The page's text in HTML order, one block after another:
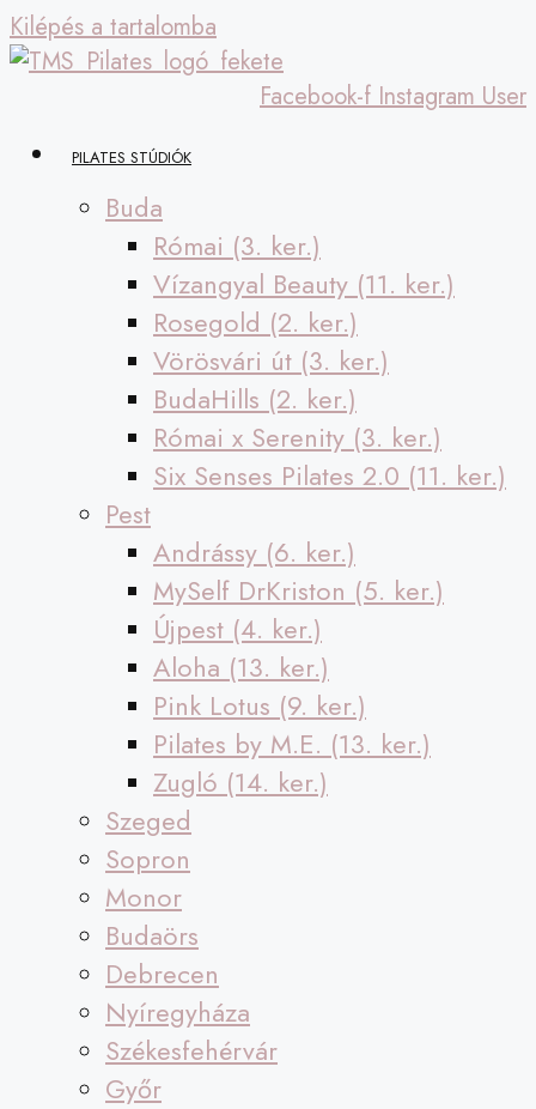
Kilépés a tartalomba
Facebook-f Instagram User
PILATES STÚDIÓK
Buda
Római (3. ker.)
Vízangyal Beauty (11. ker.)
Rosegold (2. ker.)
Vörösvári út (3. ker.)
BudaHills (2. ker.)
Római x Serenity (3. ker.)
Six Senses Pilates 2.0 (11. ker.)
Pest
Andrássy (6. ker.)
MySelf DrKriston (5. ker.)
Újpest (4. ker.)
Aloha (13. ker.)
Pink Lotus (9. ker.)
Pilates by M.E. (13. ker.)
Zugló (14. ker.)
Szeged
Sopron
Monor
Budaörs
Debrecen
Nyíregyháza
Székesfehérvár
Győr